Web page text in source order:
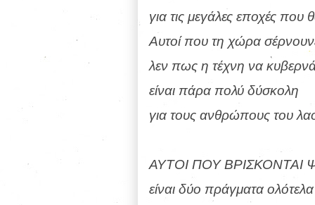
για τις μεγάλες εποχές που
Αυτοί που τη χώρα
λεν πως η τέχνη να
είναι πάρα πολύ δύσκολη
για τους ανθρώπους του
ΑΥΤΟΙ ΠΟΥ
είναι δύο πράγματα